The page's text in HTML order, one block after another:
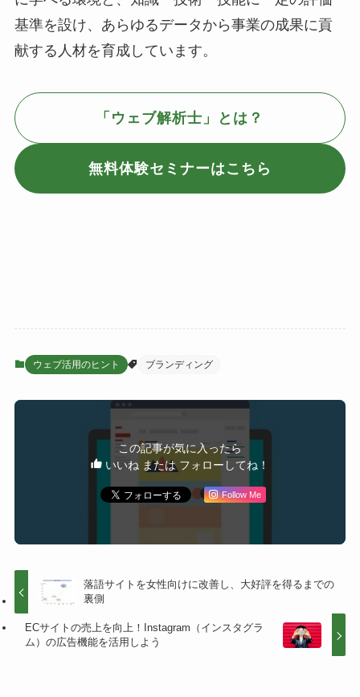
基準を設け、あらゆるデータから事業の成果に貢
献する人材を育成しています。
「ウェブ解析士」とは？
無料体験セミナーはこちら
ウェブ活用のヒント ブランディング
この記事が気に入ったら
いいね または フォローしてね！
Follow Me
落語サイトを女性向けに改善し、大好評を得るまでの
裏側
ECサイトの売上を向上！Instagram（インスタグラ
ム）の広告機能を活用しよう